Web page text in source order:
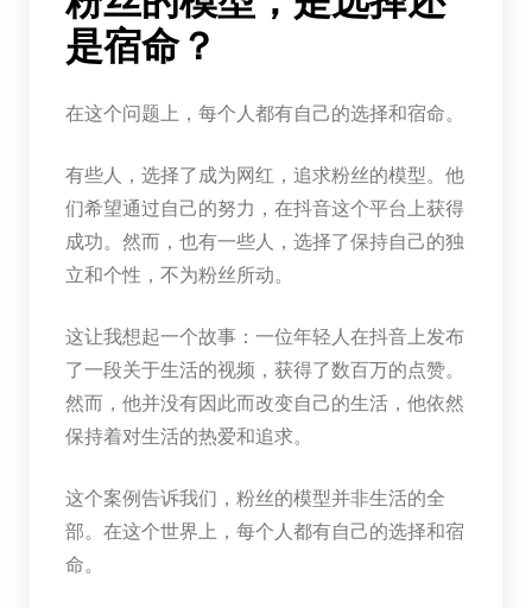
是宿命？
在这个问题上，每个人都有自己的选择和宿命。
有些人，选择了成为网红，追求粉丝的模型。他
们希望通过自己的努力，在抖音这个平台上获得
成功。然而，也有一些人，选择了保持自己的独
立和个性，不为粉丝所动。
这让我想起一个故事：一位年轻人在抖音上发布
了一段关于生活的视频，获得了数百万的点赞。
然而，他并没有因此而改变自己的生活，他依然
保持着对生活的热爱和追求。
这个案例告诉我们，粉丝的模型并非生活的全
部。在这个世界上，每个人都有自己的选择和宿
命。